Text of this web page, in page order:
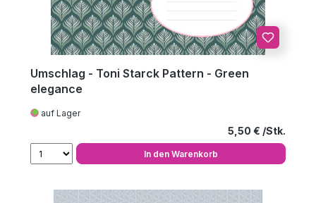
Umschlag - Toni Starck Pattern - Green
elegance
auf Lager
Regulärer
5,50 €
In den Warenkorb